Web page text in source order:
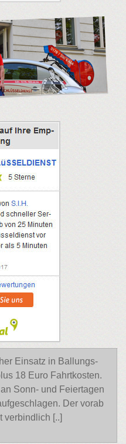
Einsatz in Ballungs-
18 Euro Fahrtkosten.
Sonn- und Feiertagen
Der vorab
verbindlich [..]